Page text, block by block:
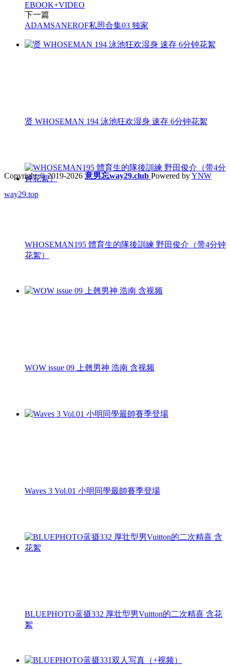
EBOOK+VIDEO
下一篇
ADAMSANEROF私照合集03 独家
贤 WHOSEMAN 194 泳池狂欢湿身 速存 6分钟花絮
WHOSEMAN195 體育生的隊後訓練 野田俊介（带4分钟
花絮）
WOW issue 09 上翹男神 浩南 含视频
Waves 3 Vol.01 小明同學最帥賽季登場
BLUEPHOTO蓝摄332 厚壮型男Vuitton的二次精喜 含花
絮
Copyright © 2019-2026 意男忘way29.club Powered byYNW
way29.top